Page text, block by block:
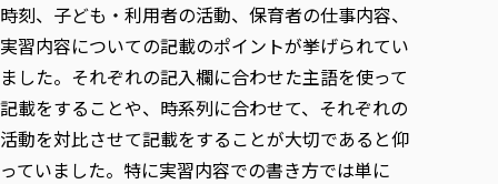
時刻、子ども・利用者の活動、保育者の仕事内容、
実習内容についての記載のポイントが挙げられてい
ました。それぞれの記入欄に合わせた主語を使って
記載をすることや、時系列に合わせて、それぞれの
活動を対比させて記載をすることが大切であると仰
っていました。特に実習内容での書き方では単に